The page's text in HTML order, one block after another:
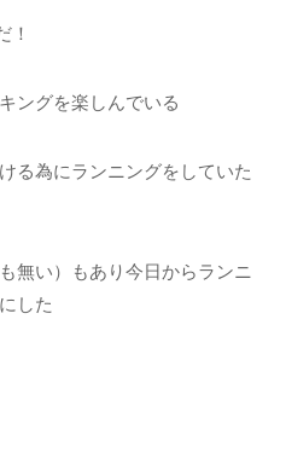
！
ングを楽しんでいる
る為にランニングをしていた
無い）もあり今日からランニ
した